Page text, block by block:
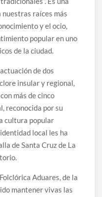
raíces más
y el ocio,
popular en uno
de la ciudad.
de dos
insular y regional,
más de cinco
reconocida por su
cultura popular
local les ha
de Santa Cruz de La
Aduares, de la
mantener vivas las